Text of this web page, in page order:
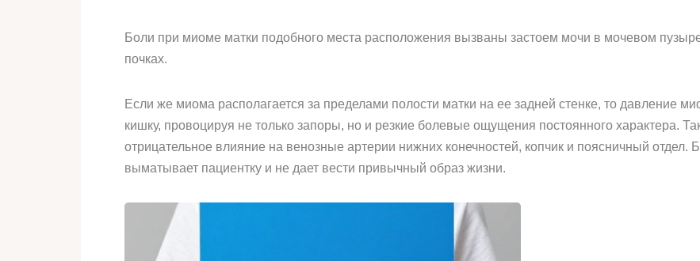
Боли при миоме матки подобного места расположения вызваны застоем мочи в мочевом
почках.
Если же миома располагается за пределами полости матки на ее задней стенке, то давление
кишку, провоцируя не только запоры, но и резкие болевые ощущения постоянного характера.
отрицательное влияние на венозные артерии нижних конечностей, копчик и поясничный отдел.
выматывает пациентку и не дает вести привычный образ жизни.